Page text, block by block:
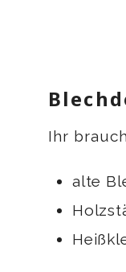
Ihr
alte